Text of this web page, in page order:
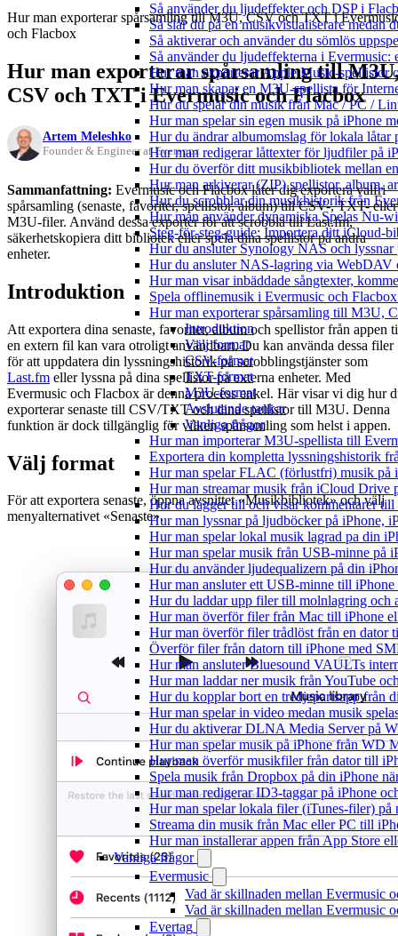
Så använder du ljudeffekter och DSP i
Så slår du på en musikvisualiserare medan
Så aktiverar och använder du sömlös
Så använder du ljudeffekterna i
Hur man exporterar Apple Music-spellistor
Hur man skapar en M3U-spellista för
Hur du spelar din musik från Mac / PC /
Hur man spelar sin egen musik på iPhone
Hur du ändrar albumomslag för lokala
Hur man redigerar låttexter för ljudfiler på
Hur du överför ditt musikbibliotek mellan
Hur man arkiverar (ZIP) spellistor, album,
Hur du scrobblar din musikhistorik från
Hur man använder dynamiska Spelas Nu-
Steg-för-steg-guide: Importera ditt iCloud-
Hur du ansluter Synology NAS och
Hur du ansluter NAS-lagring via WebDAV
Hur man visar inbäddade sångtexter,
Spela offlinemusik i Evermusic och
Hur man exporterar spårsamling till M3U,
Introduktion
Välj format
CSV-format
TXT-format
M3U-format
Avslutande tankar
Vanliga frågor
Hur man importerar M3U-spellista till
Exportera din kompletta lyssningshistorik
Hur man spelar FLAC (förlustfri) musik på
Hur man streamar musik från iCloud Drive
Hur du lägger till och visar kommentarer
Hur man lyssnar på ljudböcker på iPhone,
Hur man spelar lokal musik lagrad pa din
Hur man spelar musik från USB-minne på
Hur du använder ljudequalizern på din
Hur man ansluter ett USB-minne till
Hur du laddar upp filer till molnlagring och
Hur man överför filer från Mac till iPhone
Hur man överför filer trådlöst från en dator
Överför filer från datorn till iPhone med
Hur man ansluter Bluesound VAULTs
Hur man laddar ner musik från YouTube
Hur du kopplar bort en tredjepartsapp från
Hur man spelar in video medan musik
Hur du aktiverar DLNA Media Server på
Hur man spelar musik på iPhone från WD
Hur man överför musikfiler från dator till
Spela musik från Dropbox på din iPhone
Hur man redigerar ID3-taggar på iPhone
Hur man spelar lokala filer (iTunes-filer) på
Streama din musik från Mac eller PC till
Hur man installerar appen från App Store
Vanliga frågor
Evermusic
Vad är skillnaden mellan Evermusic
Vad är skillnaden mellan Evermusic
Evertag
Hur man exporterar spårsamling till M3U, CSV och TXT i
och Flacbox
Hur man exporterar spårsamling till
CSV och TXT i Evermusic och Flacbox
Artem Meleshko
Founder & Engineer at Everappz
Sammanfattning: Evermusic och Flacbox låter dig exportera valfri
spårsamling (senaste, favoriter, spellistor, album) till CSV-, TXT- eller
M3U-filer. Använd dessa exporter för att scrobbla till Last.fm,
säkerhetskopiera ditt bibliotek eller spela dina spellistor på andra
enheter.
Introduktion
Att exportera dina senaste, favoriter, album och spellistor från appen
en extern fil kan vara otroligt användbart. Du kan använda dessa filer
för att uppdatera din lyssningshistorik på scrobblingstjänster som
Last.fm eller lyssna på dina spellistor på externa enheter. Med
Evermusic och Flacbox är denna process enkel. Här visar vi dig hur
exporterar senaste till CSV/TXT och dina spellistor till M3U. Denna
funktion är dock tillgänglig för vilken spårsamling som helst i appen.
Välj format
För att exportera senaste, öppna avsnittet «Musikbibliotek» och välj
menyalternativet «Senaste».